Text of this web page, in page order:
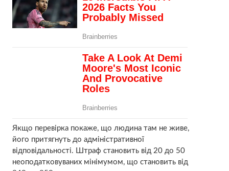
Якщо перевірка покаже, що людина там не живе,
його притягнуть до адміністративної
відповідальності. Штраф становить від 20 до 50
неоподатковуваних мінімумом, що становить від